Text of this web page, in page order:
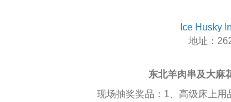
Ice Husky
地址：
东北羊肉串及大麻
现场抽奖奖品：1、高级床上用